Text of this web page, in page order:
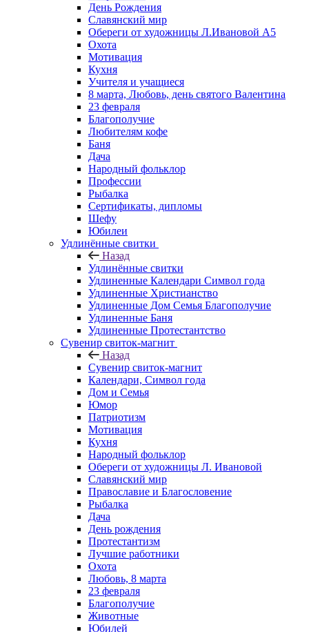
День Рождения
Славянский мир
Обереги от художницы Л.Ивановой А5
Охота
Мотивация
Кухня
Учителя и учащиеся
8 марта, Любовь, день святого Валентина
23 февраля
Благополучие
Любителям кофе
Баня
Дача
Народный фольклор
Профессии
Рыбалка
Сертификаты, дипломы
Шефу
Юбилеи
Удлинённые свитки
Назад
Удлинённые свитки
Удлиненные Календари Символ года
Удлиненные Христианство
Удлиненные Дом Семья Благополучие
Удлиненные Баня
Удлиненные Протестантство
Сувенир свиток-магнит
Назад
Сувенир свиток-магнит
Календари, Символ года
Дом и Семья
Юмор
Патриотизм
Мотивация
Кухня
Народный фольклор
Обереги от художницы Л. Ивановой
Славянский мир
Православие и Благословение
Рыбалка
Дача
День рождения
Протестантизм
Лучшие работники
Охота
Любовь, 8 марта
23 февраля
Благополучие
Животные
Юбилей